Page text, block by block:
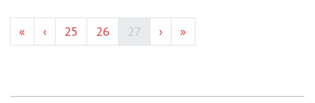
« ‹ Page #
25 Page #
26 (current)
27 › »